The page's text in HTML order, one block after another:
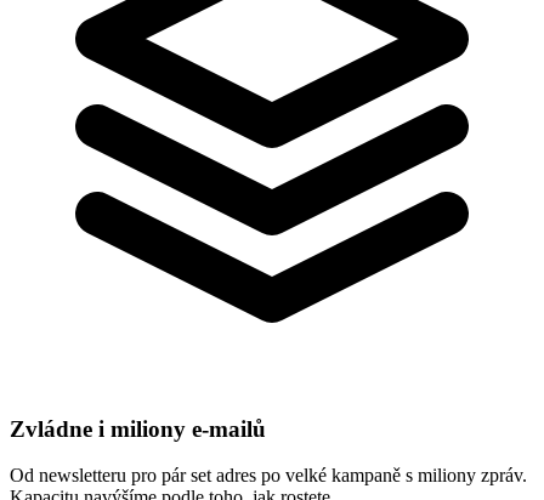
Zvládne i miliony e-mailů
Od newsletteru pro pár set adres po velké kampaně s miliony zpráv.